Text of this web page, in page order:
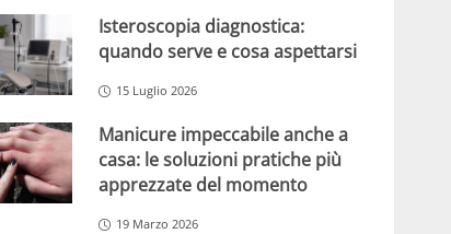
Isteroscopia diagnostica:
quando serve e cosa aspettarsi
15 Luglio 2026
Manicure impeccabile anche a
casa: le soluzioni pratiche più
apprezzate del momento
19 Marzo 2026